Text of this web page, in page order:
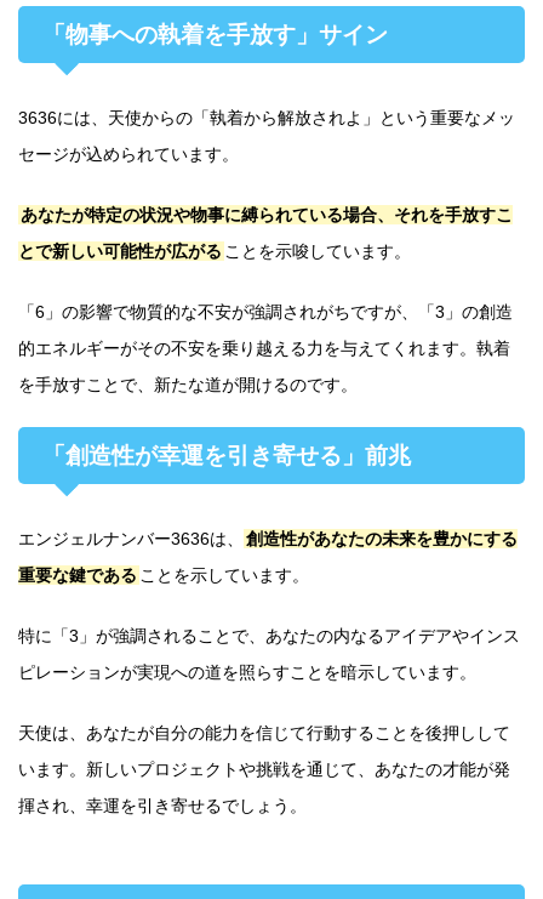
「物事への執着を手放す」サイン
3636には、天使からの「執着から解放されよ」という重要なメッ
セージが込められています。
あなたが特定の状況や物事に縛られている場合、それを手放すこ
とで新しい可能性が広がる ことを示唆しています。
「6」の影響で物質的な不安が強調されがちですが、「3」の創造
的エネルギーがその不安を乗り越える力を与えてくれます。執着
を手放すことで、新たな道が開けるのです。
「創造性が幸運を引き寄せる」前兆
エンジェルナンバー3636は、
創造性があなたの未来を豊かにする
重要な鍵である ことを示しています。
特に「3」が強調されることで、あなたの内なるアイデアやインス
ピレーションが実現への道を照らすことを暗示しています。
天使は、あなたが自分の能力を信じて行動することを後押しして
います。新しいプロジェクトや挑戦を通じて、あなたの才能が発
揮され、幸運を引き寄せるでしょう。